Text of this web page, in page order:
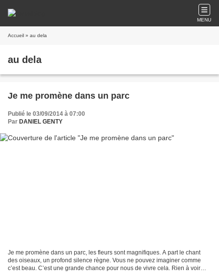
MENU
Accueil » au dela
au dela
Je me promène dans un parc
Publié le 03/09/2014 à 07:00
Par DANIEL GENTY
Je me promène dans un parc, les fleurs sont magnifiques. A part le chant
des oiseaux, un profond silence règne. Vous ne pouvez imaginer comme
c’est beau. C’est une grande chance pour nous de vivre cela. Rien à voir